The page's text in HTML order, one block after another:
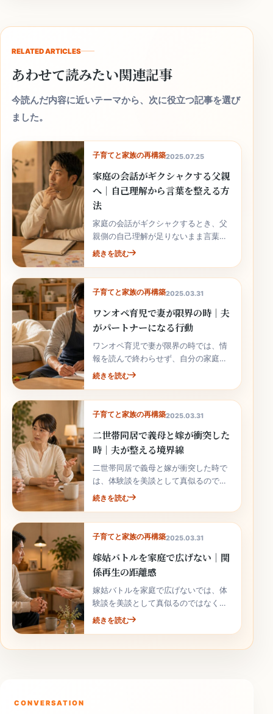
RELATED ARTICLES
あわせて読みたい関連記事
今読んだ内容に近いテーマから、次に役立つ記事を選び
ました。
子育てと家族の再構築2025.07.25
家庭の会話がギクシャクする父親
へ｜自己理解から言葉を整える方
法
家庭の会話がギクシャクするとき、父
親側の自己理解が足りないまま言葉を
重ねると、家族に届きにくくなりま
続きを読む
子育てと家族の再構築2025.03.31
ワンオペ育児で妻が限界の時｜夫
がパートナーになる行動
ワンオペ育児で妻が限界の時では、情
報を読んで終わらせず、自分の家庭の
事実と次の行動へ落とし込むことが大
続きを読む
子育てと家族の再構築2025.03.31
二世帯同居で義母と嫁が衝突した
時｜夫が整える境界線
二世帯同居で義母と嫁が衝突した時で
は、体験談を美談として真似るのでは
なく、自分の家庭で安全に使える行動
続きを読む
子育てと家族の再構築2025.03.31
嫁姑バトルを家庭で広げない｜関
係再生の距離感
嫁姑バトルを家庭で広げないでは、体
験談を美談として真似るのではなく、
自分の家庭で安全に使える行動へ落と
続きを読む
CONVERSATION